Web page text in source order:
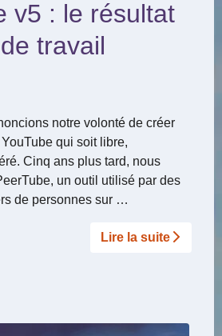
v5 : le résultat
travail
notre volonté de créer
qui soit libre,
Cinq ans plus tard, nous
un outil utilisé par des
de personnes sur …
Lire la suite­­